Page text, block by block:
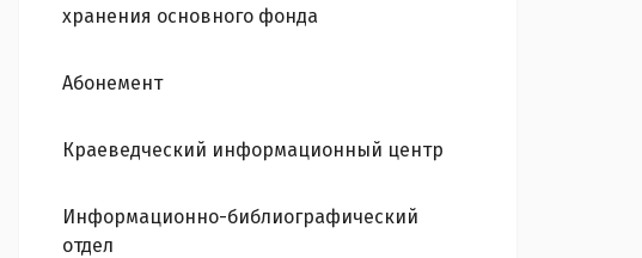
хранения основного фонда
Абонемент
Краеведческий информационный центр
Информационно-библиографический
отдел